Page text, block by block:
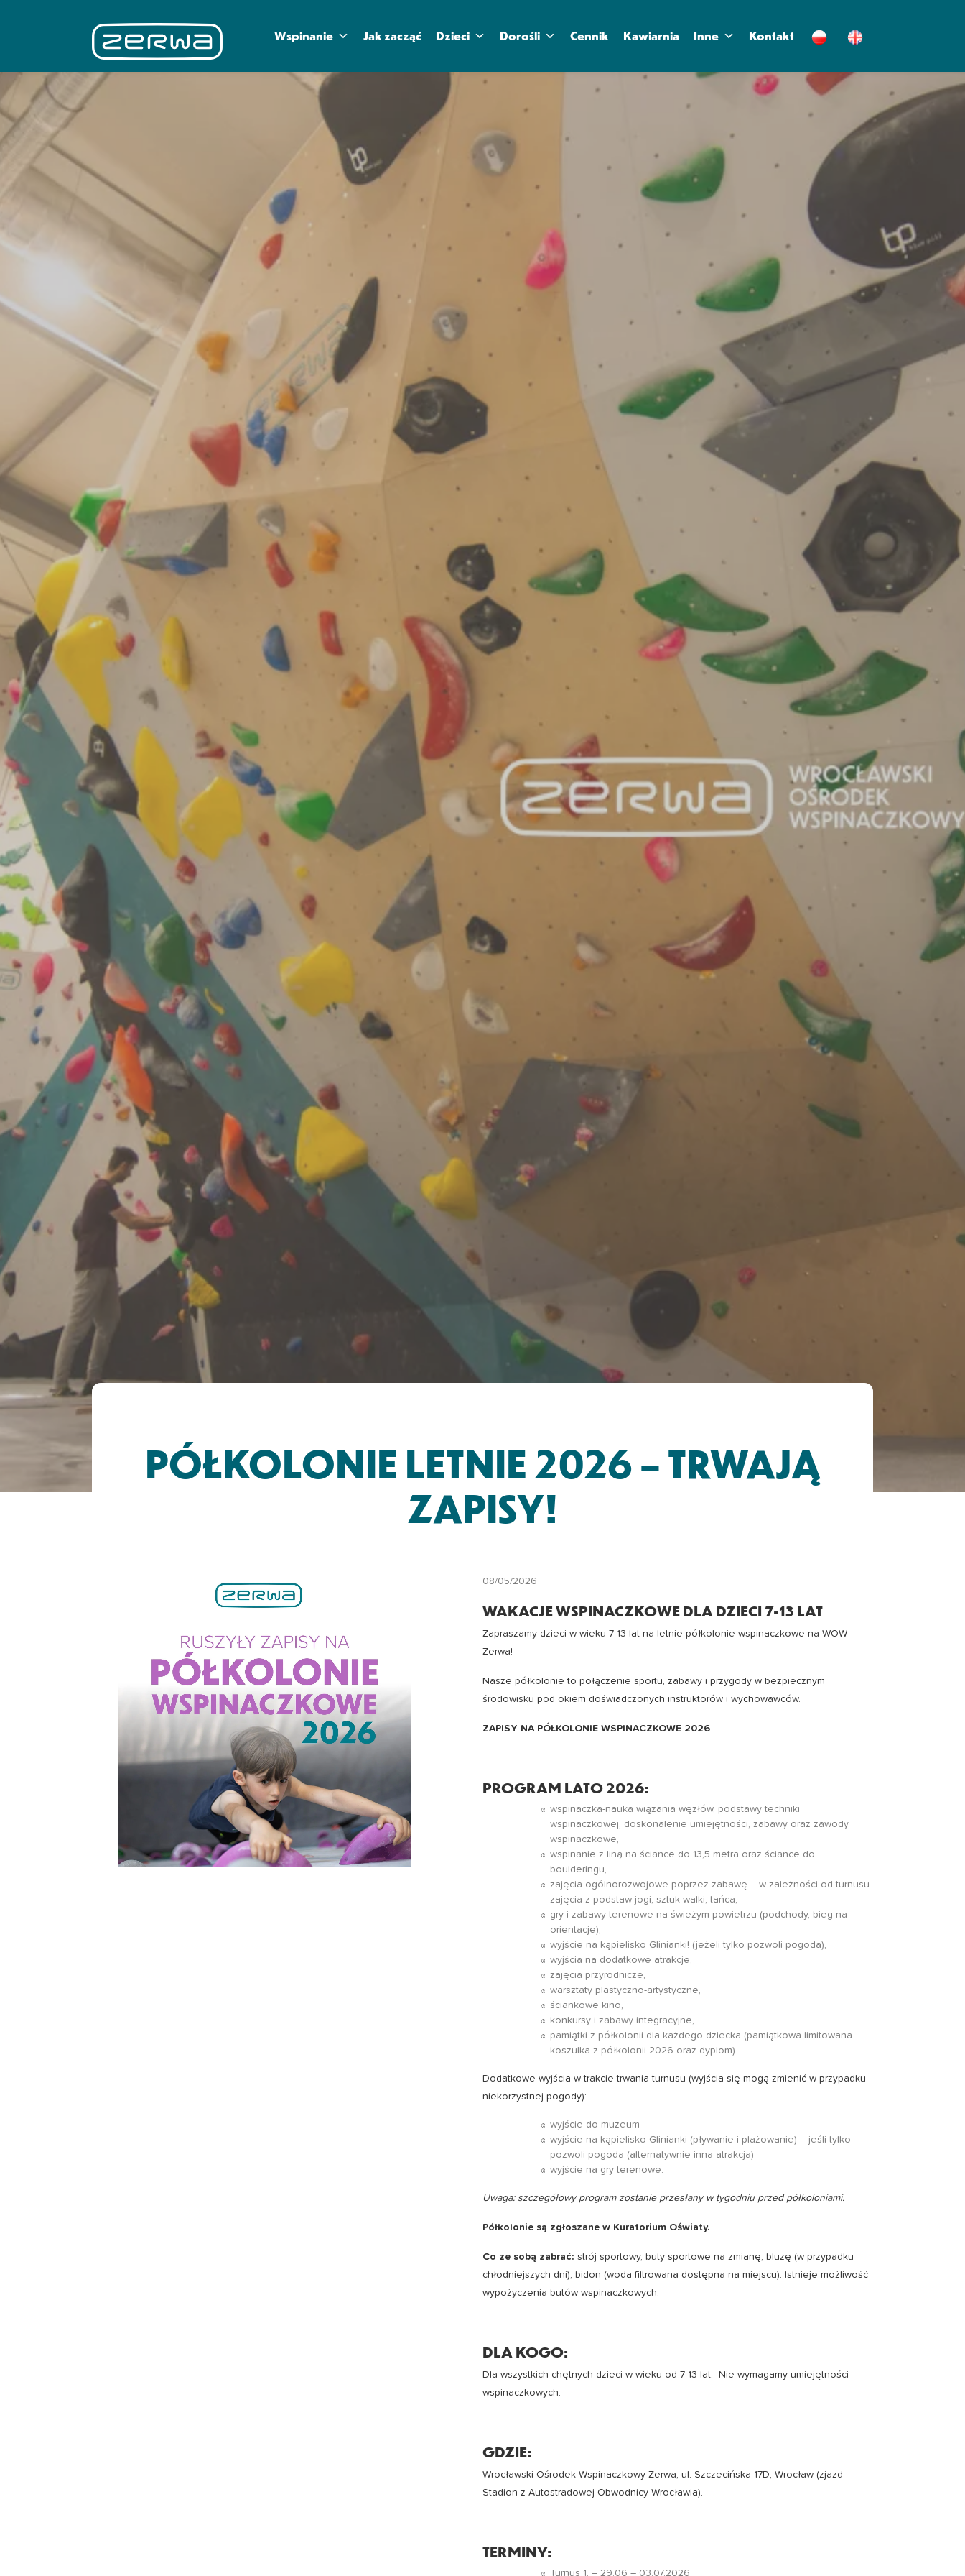
Wspinanie Jak zacząć Dzieci Dorośli Cennik Kawiarnia Inne Kontakt
PÓŁKOLONIE LETNIE 2026 – TRWAJĄ
ZAPISY!
08/05/2026
WAKACJE WSPINACZKOWE DLA DZIECI 7-13 LAT
Zapraszamy dzieci w wieku 7-13 lat na letnie półkolonie wspinaczkowe na WOW
Zerwa!
Nasze półkolonie to połączenie sportu, zabawy i przygody w bezpiecznym
środowisku pod okiem doświadczonych instruktorów i wychowawców.
ZAPISY NA PÓŁKOLONIE WSPINACZKOWE 2026
PROGRAM LATO 2026:
wspinaczka-nauka wiązania węzłów, podstawy techniki
wspinaczkowej, doskonalenie umiejętności, zabawy oraz zawody
wspinaczkowe,
wspinanie z liną na ściance do 13,5 metra oraz ściance do
boulderingu,
zajęcia ogólnorozwojowe poprzez zabawę – w zależności od turnusu
zajęcia z podstaw jogi, sztuk walki, tańca,
gry i zabawy terenowe na świeżym powietrzu (podchody, bieg na
orientacje),
wyjście na kąpielisko Glinianki! (jeżeli tylko pozwoli pogoda),
wyjścia na dodatkowe atrakcje,
zajęcia przyrodnicze,
warsztaty plastyczno-artystyczne,
ściankowe kino,
konkursy i zabawy integracyjne,
pamiątki z półkolonii dla każdego dziecka (pamiątkowa limitowana
koszulka z półkolonii 2026 oraz dyplom).
Dodatkowe wyjścia w trakcie trwania turnusu (wyjścia się mogą zmienić w przypadku
niekorzystnej pogody):
wyjście do muzeum
wyjście na kąpielisko Glinianki (pływanie i plażowanie) – jeśli tylko
pozwoli pogoda (alternatywnie inna atrakcja)
wyjście na gry terenowe.
Uwaga: szczegółowy program zostanie przesłany w tygodniu przed półkoloniami.
Półkolonie są zgłoszane w Kuratorium Oświaty.
Co ze sobą zabrać: strój sportowy, buty sportowe na zmianę, bluzę (w przypadku
chłodniejszych dni), bidon (woda filtrowana dostępna na miejscu). Istnieje możliwość
wypożyczenia butów wspinaczkowych.
DLA KOGO:
Dla wszystkich chętnych dzieci w wieku od 7-13 lat. Nie wymagamy umiejętności
wspinaczkowych.
GDZIE:
Wrocławski Ośrodek Wspinaczkowy Zerwa, ul. Szczecińska 17D, Wrocław (zjazd
Stadion z Autostradowej Obwodnicy Wrocławia).
TERMINY:
Turnus 1. – 29.06 – 03.07.2026